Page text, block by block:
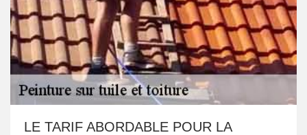
LE TARIF ABORDABLE POUR LA